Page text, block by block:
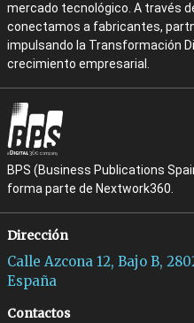
mercado tecnológico. A través
conectamos a fabricantes,
impulsando la Transformación
crecimiento empresarial.
BPS (Business Publications
forma parte de Nextwork360.
Dirección
Calle Azcona 12, Bajo B,
España
Contactos